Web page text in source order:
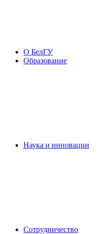
О БелГУ
Образование
Наука и инновации
Сотрудничество